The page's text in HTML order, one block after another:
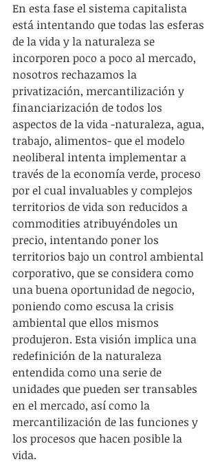
En esta fase el sistema capitalista
está intentando que todas las esferas
de la vida y la naturaleza se
incorporen poco a poco al mercado,
nosotros rechazamos la
privatización, mercantilización y
financiarización de todos los
aspectos de la vida -naturaleza, agua,
trabajo, alimentos- que el modelo
neoliberal intenta implementar a
través de la economía verde, proceso
por el cual invaluables y complejos
territorios de vida son reducidos a
commodities atribuyéndoles un
precio, intentando poner los
territorios bajo un control ambiental
corporativo, que se considera como
una buena oportunidad de negocio,
poniendo como escusa la crisis
ambiental que ellos mismos
produjeron. Esta visión implica una
redefinición de la naturaleza
entendida como una serie de
unidades que pueden ser transables
en el mercado, así como la
mercantilización de las funciones y
los procesos que hacen posible la
vida.